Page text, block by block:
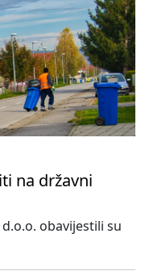
na državni
obavijestili su